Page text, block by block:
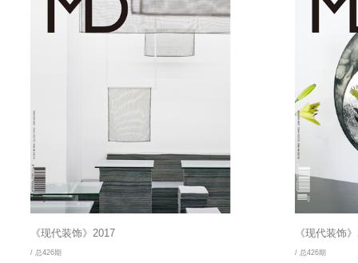
《现代装饰》2017
/ 总426期
《现代装饰
/ 总426期